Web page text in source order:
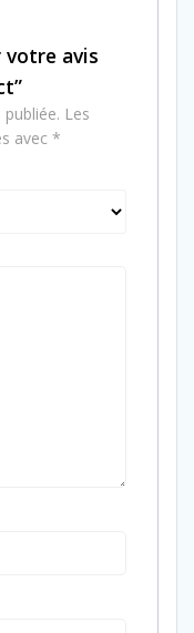
votre avis
Les
avec *